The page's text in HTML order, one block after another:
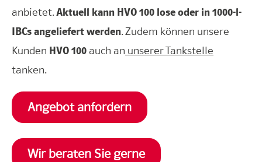
anbietet.Aktuell kann HVO 100 lose oder in 1000-l-
IBCs angeliefert werden. Zudem können unsere
Kunden HVO 100auch an unserer Tankstelle
tanken.
Angebot anfordern
Wir beraten Sie gerne